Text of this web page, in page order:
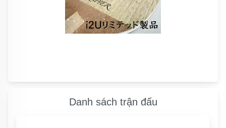
Danh sách trận đấu